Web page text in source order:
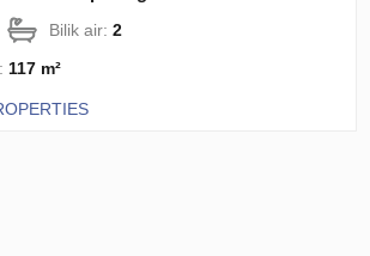
Bilik air:2
117 m²